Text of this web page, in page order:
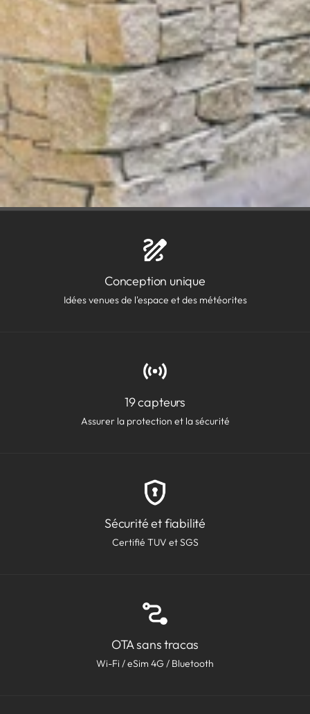
Conception unique
Idées venues de l'espace et des météorites
19 capteurs
Assurer la protection et la sécurité
Sécurité et fiabilité
Certifié TUV et SGS
OTA sans tracas
Wi-Fi / eSim 4G / Bluetooth